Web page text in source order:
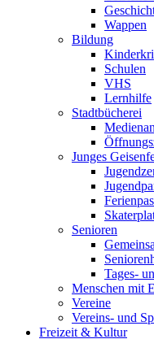
Wappen
Bildung
Schulen
VHS
Lernhilfe
Stadtbücherei
Junges
Senioren
Tages-
Menschen mit
Vereine
Vereins- und
Freizeit & Kultur